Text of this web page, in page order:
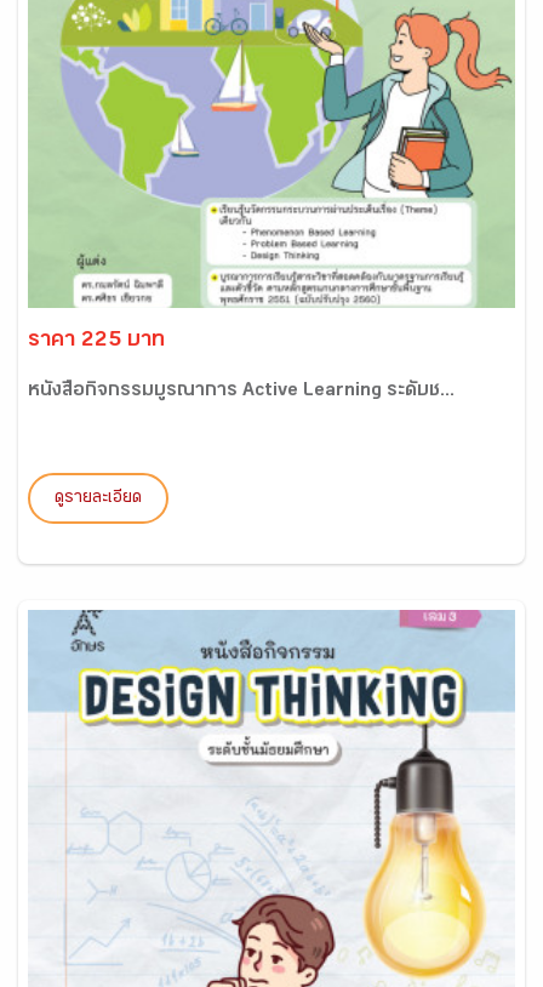
ราคา 225 บาท
หนังสือกิจกรรมบูรณาการ Active Learning ระดับช...
ดูรายละเอียด